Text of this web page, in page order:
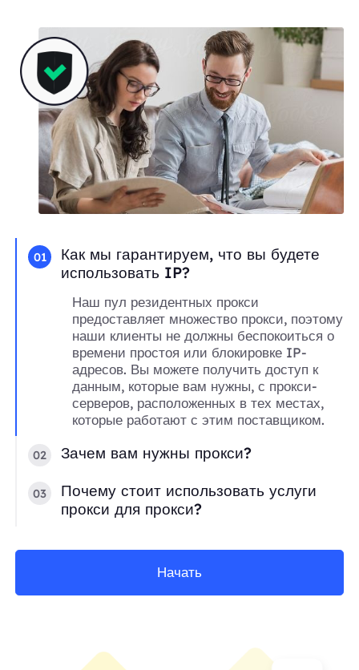
01
Как мы гарантируем, что вы будете
использовать IP?
Наш пул резидентных прокси
предоставляет множество прокси, поэтому
наши клиенты не должны беспокоиться о
времени простоя или блокировке IP-
адресов. Вы можете получить доступ к
данным, которые вам нужны, с прокси-
серверов, расположенных в тех местах,
которые работают с этим поставщиком.
02 Зачем вам нужны прокси?
03
Почему стоит использовать услуги
прокси для прокси?
Начать